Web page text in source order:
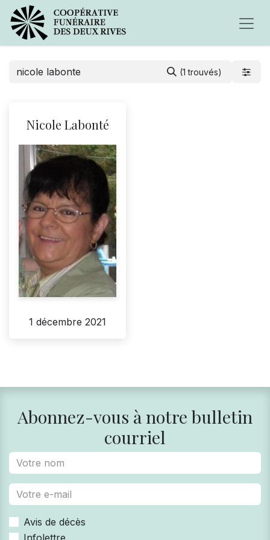
(1 trouvés)
Nicole Labonté
1 décembre 2021
Abonnez-vous à notre bulletin
courriel
Avis de décès
Infolettre